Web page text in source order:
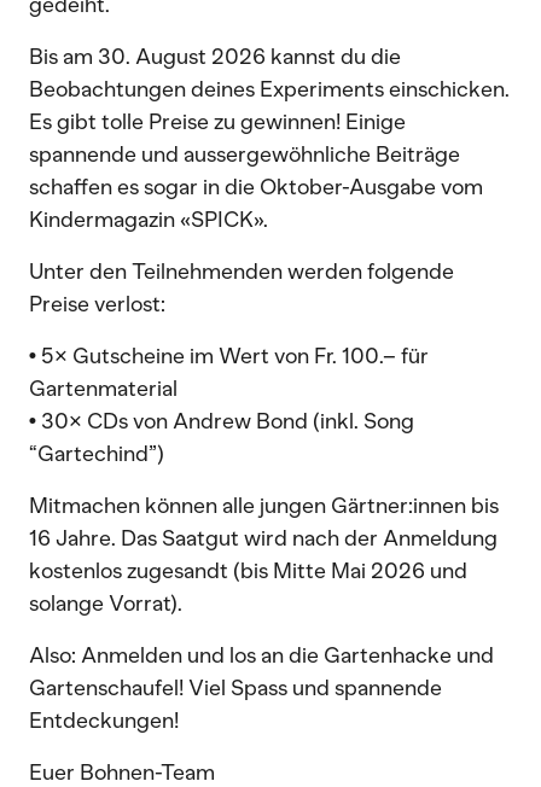
Bis am 30. August 2026 kannst du die
Beobachtungen deines Experiments einschicken.
Es gibt tolle Preise zu gewinnen! Einige
spannende und aussergewöhnliche Beiträge
schaffen es sogar in die Oktober-Ausgabe vom
Kindermagazin «SPICK».
Unter den Teilnehmenden werden folgende
Preise verlost:
• 5× Gutscheine im Wert von Fr. 100.– für
Gartenmaterial
• 30× CDs von Andrew Bond (inkl. Song
“Gartechind”)
Mitmachen können alle jungen Gärtner:innen bis
16 Jahre. Das Saatgut wird nach der Anmeldung
kostenlos zugesandt (bis Mitte Mai 2026 und
solange Vorrat).
Also: Anmelden und los an die Gartenhacke und
Gartenschaufel! Viel Spass und spannende
Entdeckungen!
Euer Bohnen-Team